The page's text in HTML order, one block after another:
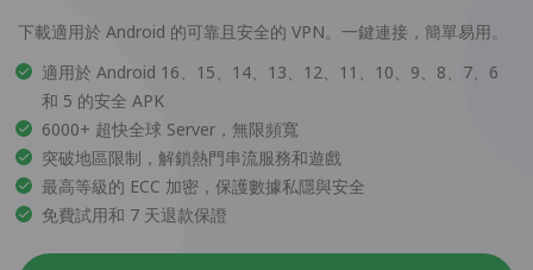
下載適用於 Android 的可靠且安全的 VPN。一鍵連接，簡單易用。
適用於 Android 16、15、14、13、12、11、10、9、8、7、6
和 5 的安全 APK
6000+ 超快全球 Server，無限頻寬
突破地區限制，解鎖熱門串流服務和遊戲
最高等級的 ECC 加密，保護數據私隱與安全
免費試用和 7 天退款保證